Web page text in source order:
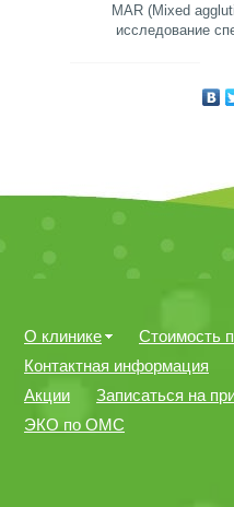
MAR (Mixed
исследование
О клинике Стоимость
Контактная информация
Акции
Записаться на
ЭКО по ОМС